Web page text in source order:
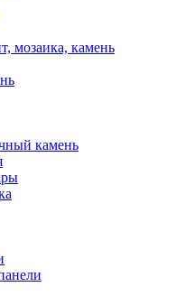
мозаика, камень
камень